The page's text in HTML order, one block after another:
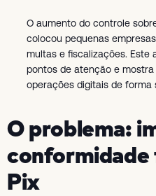
O aumento do controle
colocou pequenas
multas e fiscalizações. Este
pontos de atenção e
operações digitais de forma
O problema:
conformidade
Pix